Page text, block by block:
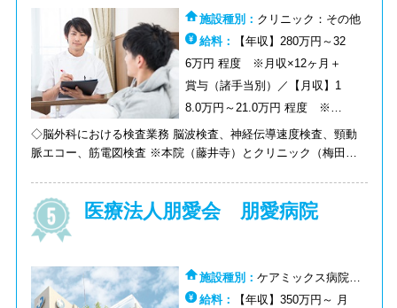
施設種別： クリニック：その他
給料：
【年収】280万円～32
6万円 程度 ※月収×12ヶ月＋
賞与（諸手当別）／【月収】1
8.0万円～21.0万円 程度 ※諸
手当別
◇脳外科における検査業務 脳波検査、神経伝導速度検査、頸動
脈エコー、筋電図検査 ※本院（藤井寺）とクリニック（梅田）
医療法人朋愛会 朋愛病院
施設種別：ケアミックス病院：
その他
給料：
【年収】350万円～ 月